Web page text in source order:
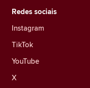
Redes sociais
Instagram
TikTok
YouTube
X